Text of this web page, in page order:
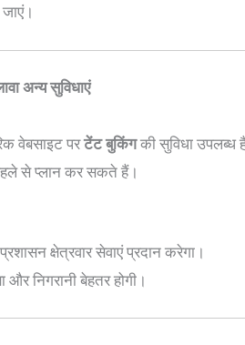
अन्य सुविधाएं
वेबसाइट परटेंट बुकिंगकी सुविधा उपलब्ध
से प्लान कर सकते हैं।
क्षेत्रवार सेवाएं प्रदान करेगा।
और निगरानी बेहतर होगी।